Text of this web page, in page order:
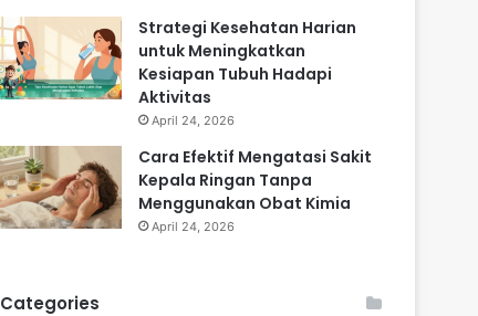
Strategi Kesehatan Harian
untuk Meningkatkan
Kesiapan Tubuh Hadapi
Aktivitas
April 24, 2026
Cara Efektif Mengatasi Sakit
Kepala Ringan Tanpa
Menggunakan Obat Kimia
April 24, 2026
Categories